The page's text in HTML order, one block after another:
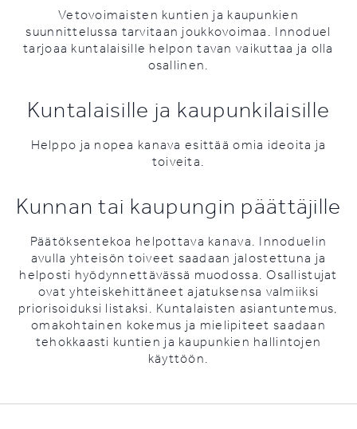
Vetovoimaisten kuntien ja kaupunkien
suunnittelussa tarvitaan joukkovoimaa. Innoduel
tarjoaa kuntalaisille helpon tavan vaikuttaa ja olla
osallinen.
Kuntalaisille ja kaupunkilaisille
Helppo ja nopea kanava esittää omia ideoita ja
toiveita.
Kunnan tai kaupungin päättäjille
Päätöksentekoa helpottava kanava. Innoduelin
avulla yhteisön toiveet saadaan jalostettuna ja
helposti hyödynnettävässä muodossa. Osallistujat
ovat yhteiskehittäneet ajatuksensa valmiiksi
priorisoiduksi listaksi. Kuntalaisten asiantuntemus,
omakohtainen kokemus ja mielipiteet saadaan
tehokkaasti kuntien ja kaupunkien hallintojen
käyttöön.